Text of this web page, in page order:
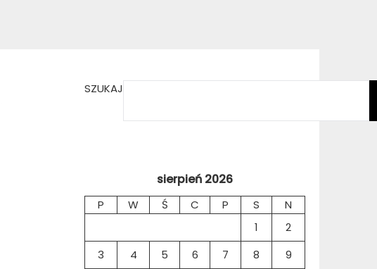
SZUKAJ
sierpień 2026
P W Ś C P S
N
1
2
3
4 5 6 7 8
9